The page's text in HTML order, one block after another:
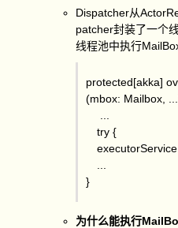
Dispatcher从
patcher封装了一个
线程池中执行MailBox
protected[akka]
(mbox: Mailbox,
try {
}
为什么能执行